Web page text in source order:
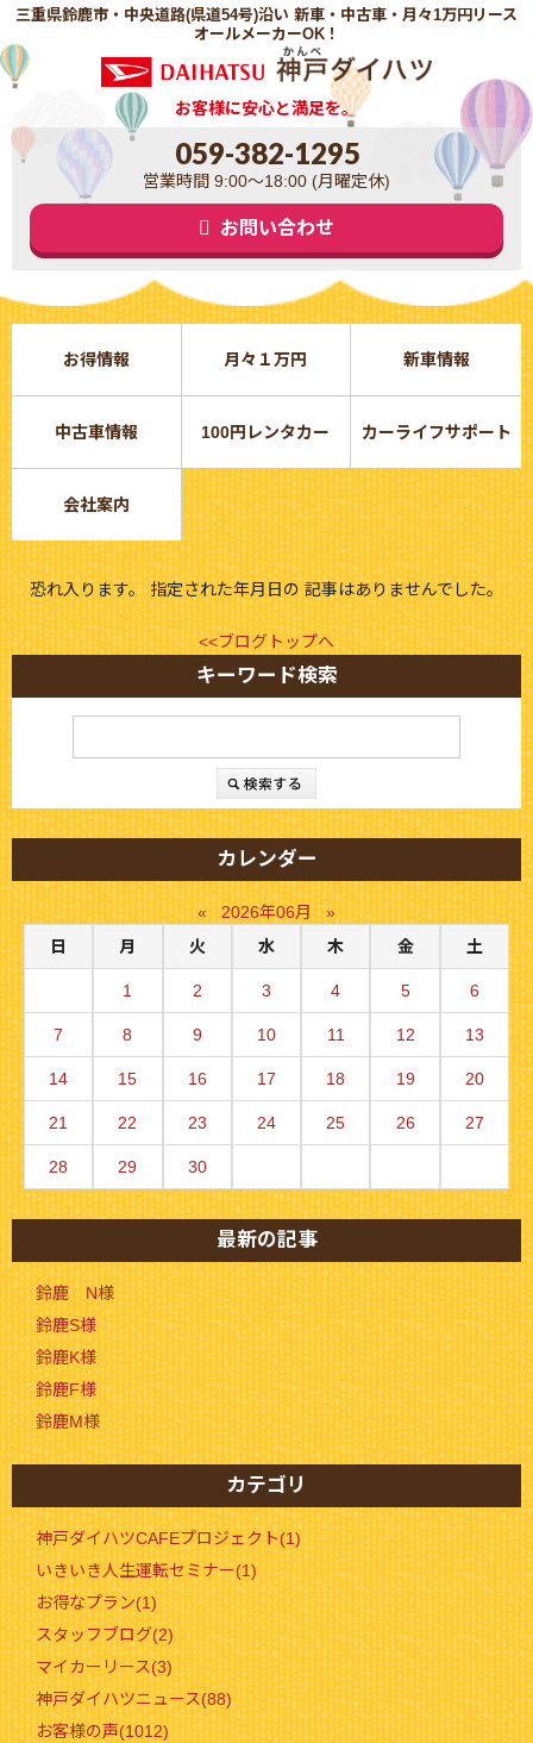
三重県鈴鹿市・中央道路(県道54号)沿い 新車・中古車・月々1万円リース
オールメーカーOK！
お客様に安心と満足を。
059-382-1295
営業時間 9:00～18:00 (月曜定休)
お問い合わせ
お得情報 月々１万円 新車情報
中古車情報 100円レンタカー カーライフサポート
会社案内
恐れ入ります。 指定された年月日の 記事はありませんでした。
<<ブログトップへ
キーワード検索
カレンダー
« 2026年06月
»
日
月 火 水 木 金 土
1 2 3 4 5 6
7 8 9 10 11 12 13
14 15 16 17 18 19 20
21 22 23 24 25 26 27
28 29 30
最新の記事
鈴鹿 N様
鈴鹿S様
鈴鹿K様
鈴鹿F様
鈴鹿M様
カテゴリ
神戸ダイハツCAFEプロジェクト(1)
いきいき人生運転セミナー(1)
お得なプラン(1)
スタッフブログ(2)
マイカーリース(3)
神戸ダイハツニュース(88)
お客様の声(1012)